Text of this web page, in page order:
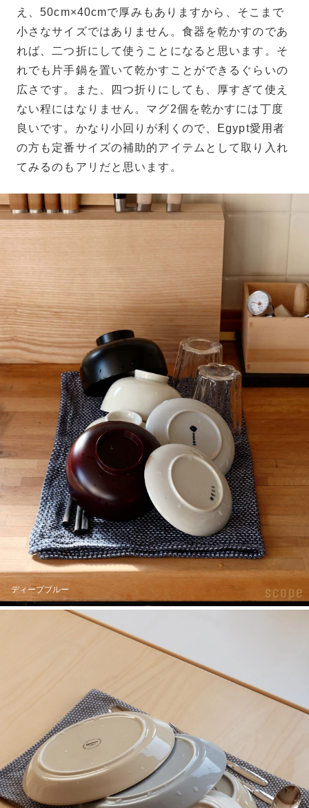
え、50cm×40cmで厚みもありますから、そこまで
小さなサイズではありません。食器を乾かすのであ
れば、二つ折にして使うことになると思います。そ
れでも片手鍋を置いて乾かすことができるぐらいの
広さです。また、四つ折りにしても、厚すぎて使え
ない程にはなりません。マグ2個を乾かすには丁度
良いです。かなり小回りが利くので、Egypt愛用者
の方も定番サイズの補助的アイテムとして取り入れ
てみるのもアリだと思います。
ディープブルー